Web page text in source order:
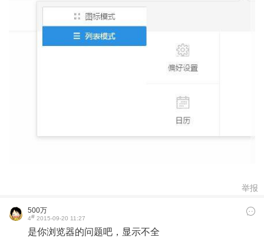
举报
500万
4# 2015-09-20 11:27
是你浏览器的问题吧，显示不全